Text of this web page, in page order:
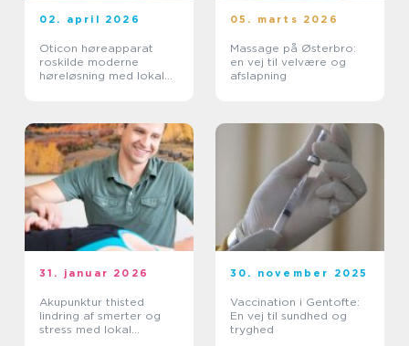
02. april 2026
Oticon høreapparat
roskilde moderne
høreløsning med lokal
05. marts 2026
Massage på Østerbro:
en vej til velvære og
afslapning
31. januar 2026
Akupunktur thisted
lindring af smerter og
stress med lokal
30. november 2025
Vaccination i Gentofte:
En vej til sundhed og
tryghed